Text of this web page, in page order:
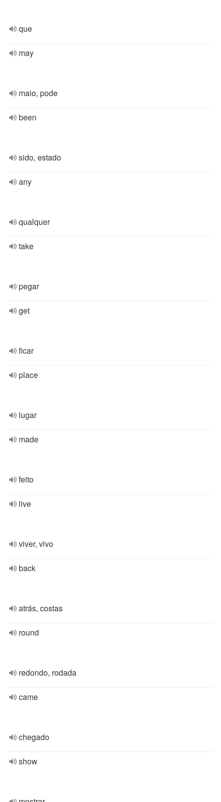
que
may
maio, pode
been
sido, estado
any
qualquer
take
pegar
get
ficar
place
lugar
made
feito
live
viver, vivo
back
atrás, costas
round
redondo, rodada
came
chegado
show